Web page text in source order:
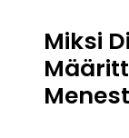
Miksi